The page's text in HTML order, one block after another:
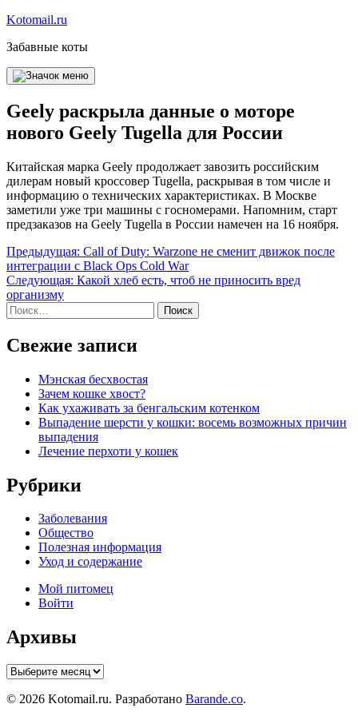
Перейти
содержимому
Kotomail.ru
Забавные коты
Geely раскрыла данные о моторе
нового Geely Tugella для России
Китайская марка Geely продолжает завозить российским
дилерам новый кроссовер Tugella, раскрывая в том числе и
информацию о технических характеристиках. В Москве
заметили уже три машины с госномерами. Напомним, старт
предзаказов на Geely Tugella в России намечен на 16 ноября.
Навигация
по
записям
Предыдущая: Call of Duty: Warzone не сменит движок после
интеграции с Black Ops Cold War
Следующая: Какой хлеб есть, чтоб не приносить вред
организму
Найти:
Свежие записи
Мэнская бесхвостая
Зачем кошке хвост?
Как ухаживать за бенгальским котенком
Выпадение шерсти у кошки: восемь возможных причин
выпадения
Лечение перхоти у кошек
Рубрики
Заболевания
Общество
Полезная информация
Уход и содержание
Мой питомец
Войти
Архивы
Архивы
© 2026 Kotomail.ru. Разработано Barande.co.